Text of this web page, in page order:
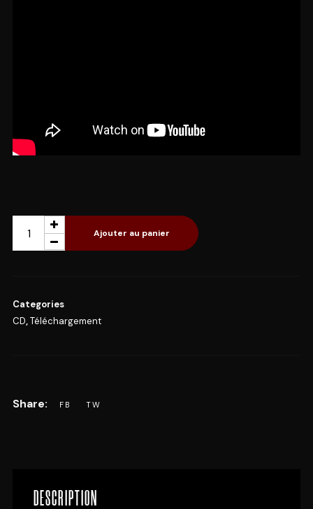
Ajouter au panier
Categories
CD,Téléchargement
DESCRIPTION